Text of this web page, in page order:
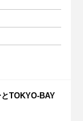
TOKYO-BAY